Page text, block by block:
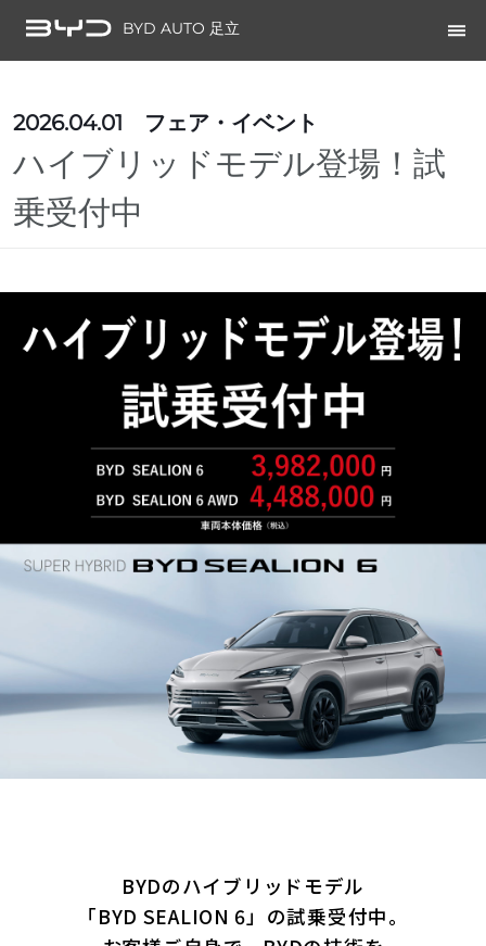
BYD AUTO 足立
2026.04.01 フェア・イベント
ハイブリッドモデル登場！試
乗受付中
BYDのハイブリッドモデル
「BYD SEALION 6」の試乗受付中。